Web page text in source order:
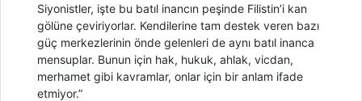
Siyonistler, işte bu batıl inancın peşinde Filistin’i kan
gölüne çeviriyorlar. Kendilerine tam destek veren bazı
güç merkezlerinin önde gelenleri de aynı batıl inanca
mensuplar. Bunun için hak, hukuk, ahlak, vicdan,
merhamet gibi kavramlar, onlar için bir anlam ifade
etmiyor.”